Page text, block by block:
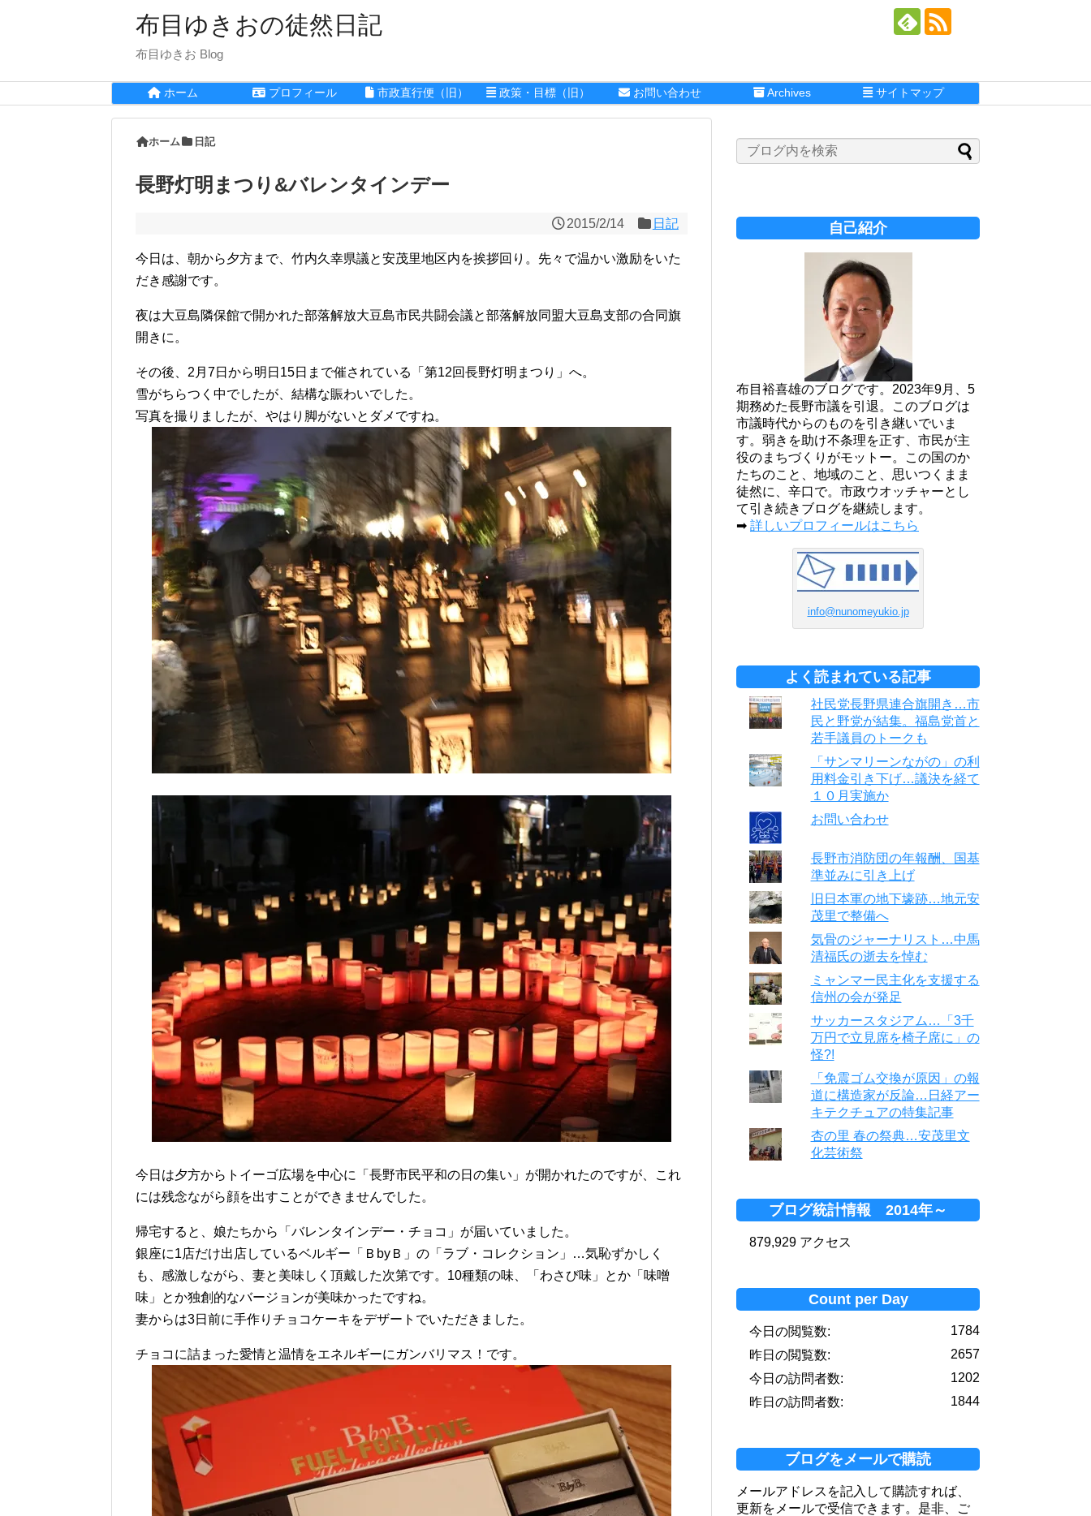
布目ゆきおの徒然日記
布目ゆきお Blog
ホーム プロフィール 市政直行便（旧） 政策・目標（旧） お問い合わせ Archives サイトマップ
ホーム 日記
長野灯明まつり&バレンタインデー
2015/2/14 日記
今日は、朝から夕方まで、竹内久幸県議と安茂里地区内を挨拶回り。先々で温かい激励をいた
だき感謝です。
夜は大豆島隣保館で開かれた部落解放大豆島市民共闘会議と部落解放同盟大豆島支部の合同旗
開きに。
その後、2月7日から明日15日まで催されている「第12回長野灯明まつり」へ。
雪がちらつく中でしたが、結構な賑わいでした。
写真を撮りましたが、やはり脚がないとダメですね。
今日は夕方からトイーゴ広場を中心に「長野市民平和の日の集い」が開かれたのですが、これ
には残念ながら顔を出すことができませんでした。
帰宅すると、娘たちから「バレンタインデー・チョコ」が届いていました。
銀座に1店だけ出店しているベルギー「ＢbyＢ」の「ラブ・コレクション」…気恥ずかしく
も、感激しながら、妻と美味しく頂戴した次第です。10種類の味、「わさび味」とか「味噌
味」とか独創的なバージョンが美味かったですね。
妻からは3日前に手作りチョコケーキをデザートでいただきました。
チョコに詰まった愛情と温情をエネルギーにガンバリマス！です。
自己紹介
布目裕喜雄のブログです。2023年9月、5
期務めた長野市議を引退。このブログは
市議時代からのものを引き継いでいま
す。弱きを助け不条理を正す、市民が主
役のまちづくりがモットー。この国のか
たちのこと、地域のこと、思いつくまま
徒然に、辛口で。市政ウオッチャーとし
て引き続きブログを継続します。
➡ 詳しいプロフィールはこちら
info@nunomeyukio.jp
よく読まれている記事
社民党長野県連合旗開き…市
民と野党が結集。福島党首と
若手議員のトークも
「サンマリーンながの」の利
用料金引き下げ…議決を経て
１０月実施か
お問い合わせ
長野市消防団の年報酬、国基
準並みに引き上げ
旧日本軍の地下壕跡…地元安
茂里で整備へ
気骨のジャーナリスト…中馬
清福氏の逝去を悼む
ミャンマー民主化を支援する
信州の会が発足
サッカースタジアム…「3千
万円で立見席を椅子席に」の
怪?!
「免震ゴム交換が原因」の報
道に構造家が反論…日経アー
キテクチュアの特集記事
杏の里 春の祭典…安茂里文
化芸術祭
ブログ統計情報 2014年～
879,929 アクセス
Count per Day
1784
今日の閲覧数:
2657
昨日の閲覧数:
1202
今日の訪問者数:
1844
昨日の訪問者数:
ブログをメールで購読
メールアドレスを記入して購読すれば、
更新をメールで受信できます。是非、ご